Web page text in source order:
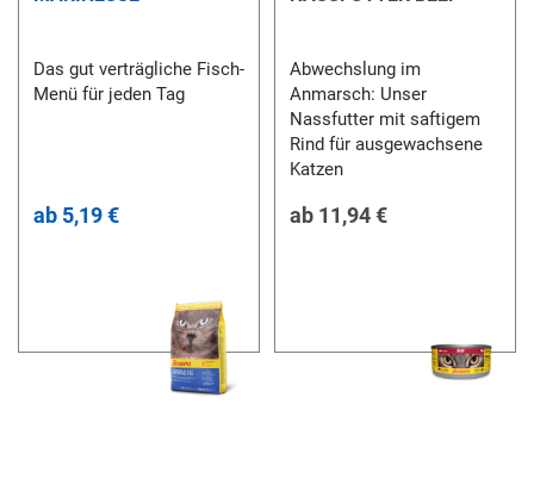
Das gut verträgliche Fisch-
Menü für jeden Tag
ab 5,19 €
Abwechslung im
Anmarsch: Unser
Nassfutter mit saftigem
Rind für ausgewachsene
Katzen
ab 11,94 €